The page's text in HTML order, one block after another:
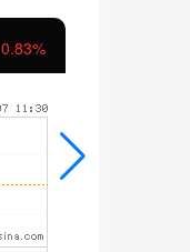
0.83%